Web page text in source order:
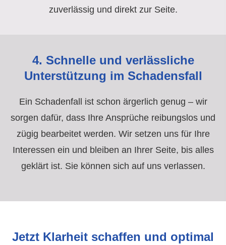
zuverlässig und direkt zur Seite.
4. Schnelle und verlässliche
Unterstützung im Schadensfall
Ein Schadenfall ist schon ärgerlich genug – wir
sorgen dafür, dass Ihre Ansprüche reibungslos und
zügig bearbeitet werden. Wir setzen uns für Ihre
Interessen ein und bleiben an Ihrer Seite, bis alles
geklärt ist. Sie können sich auf uns verlassen.
Jetzt Klarheit schaffen und optimal